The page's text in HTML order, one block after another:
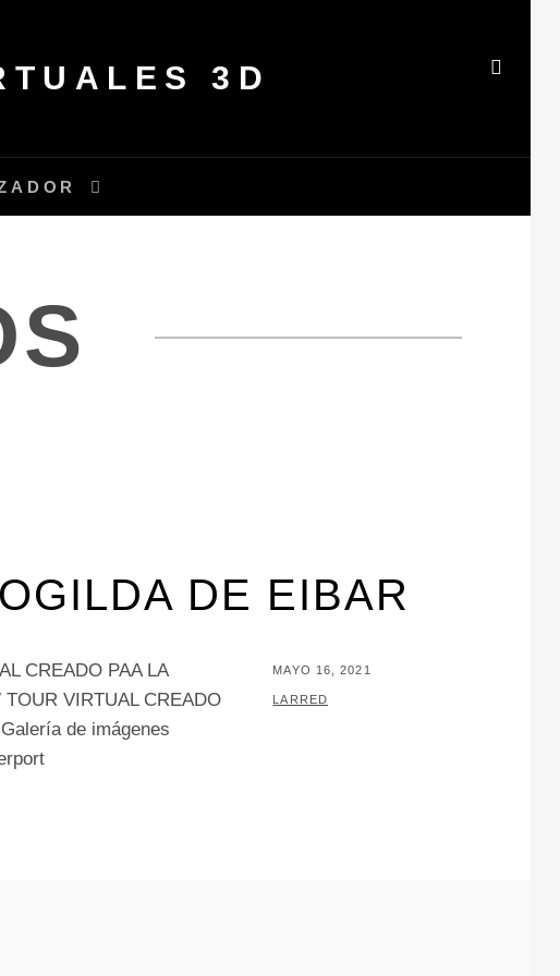
3D
DE EIBAR
CREADO PAA LA
VIRTUAL CREADO
de imágenes
PUBLICADO
EL
MAYO 16, 2021
POR
LARRED